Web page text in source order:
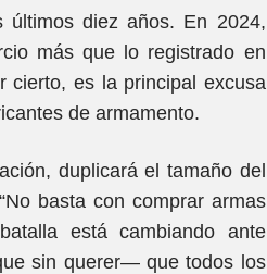
diez años. En 2024,
más que lo registrado en
cierto, es la principal excusa
de armamento.
duplicará el tamaño del
basta con comprar armas
está cambiando ante
sin querer— que todos los